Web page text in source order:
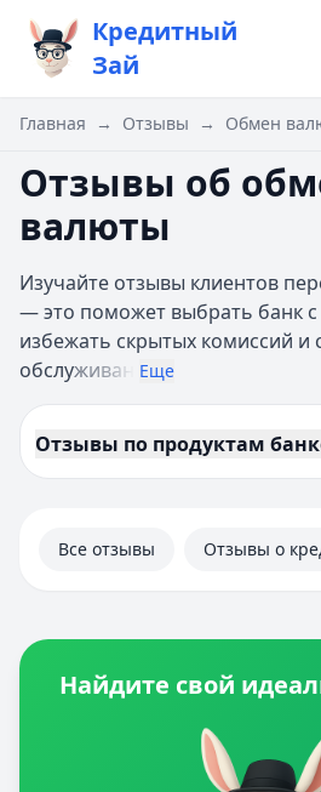
Кредитный
Зай
Главная → Отзывы → Обмен
Отзывы об
валюты
Изучайте отзывы клиентов
— это поможет выбрать банк
избежать скрытых комиссий и
обслуживан Еще
Отзывы по продуктам
Все отзывы Отзывы о
Найдите свой